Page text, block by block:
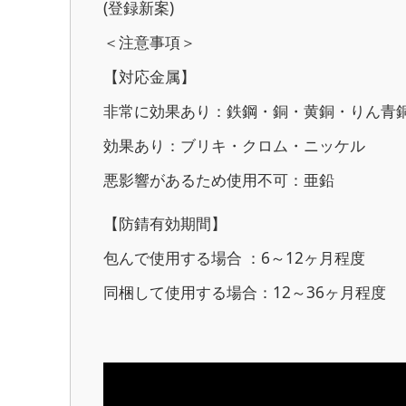
(登録新案)
＜注意事項＞
【対応金属】
非常に効果あり：鉄鋼・銅・黄銅・りん青
効果あり：ブリキ・クロム・ニッケル
悪影響があるため使用不可：亜鉛
【防錆有効期間】
包んで使用する場合 ：6～12ヶ月程度
同梱して使用する場合：12～36ヶ月程度